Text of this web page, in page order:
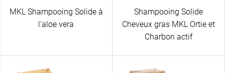
MKL Shampooing Solide à
l'aloe vera
Shampooing Solide
Cheveux gras MKL Ortie et
Charbon actif